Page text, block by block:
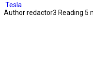
Tesla
Authorredactor3 Reading 5